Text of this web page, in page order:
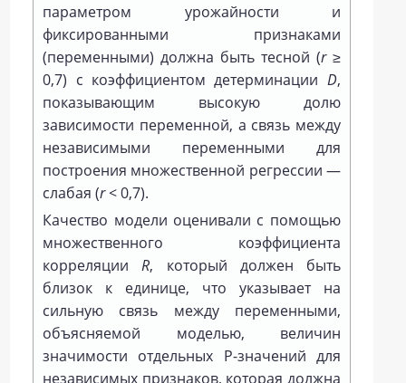
параметром урожайности и
фиксированными признаками
(переменными) должна быть тесной (r≥
0,7) c коэффициентом детерминации D,
показывающим высокую долю
зависимости переменной, а связь между
независимыми переменными для
построения множественной регрессии —
слабая (r< 0,7).
Качество модели оценивали с помощью
множественного коэффициента
корреляцииR, который должен быть
близок к единице, что указывает на
сильную связь между переменными,
объясняемой моделью, величин
значимости отдельных Р-значений для
независимых признаков, которая должна